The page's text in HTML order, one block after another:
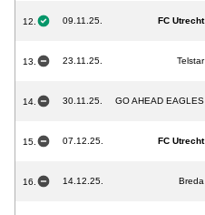
12. 09.11.25. FC Utrecht
13. 23.11.25. Telstar
14. 30.11.25. GO AHEAD EAGLES
15. 07.12.25. FC Utrecht
16. 14.12.25. Breda